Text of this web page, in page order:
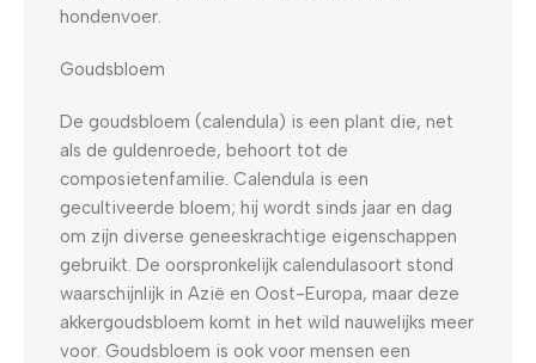
hondenvoer.
Goudsbloem
De goudsbloem (calendula) is een plant die, net
als de guldenroede, behoort tot de
composietenfamilie. Calendula is een
gecultiveerde bloem; hij wordt sinds jaar en dag
om zijn diverse geneeskrachtige eigenschappen
gebruikt. De oorspronkelijk calendulasoort stond
waarschijnlijk in Azië en Oost-Europa, maar deze
akkergoudsbloem komt in het wild nauwelijks meer
voor. Goudsbloem is ook voor mensen een